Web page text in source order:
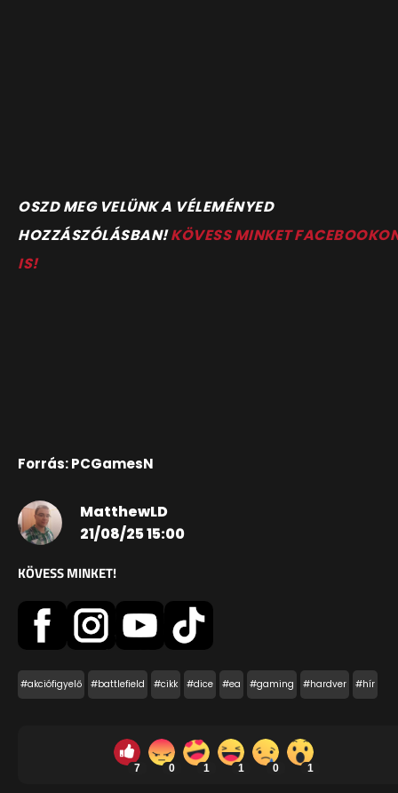
OSZD MEG VELÜNK A VÉLEMÉNYED
HOZZÁSZÓLÁSBAN!KÖVESS MINKET
IS!
Forrás: PCGamesN
MatthewLD
21/08/25 15:00
KÖVESS MINKET!
#akciófigyelő #battlefield #cikk #dice #ea #gaming #hardver #hír
7 0 1 1 0 1